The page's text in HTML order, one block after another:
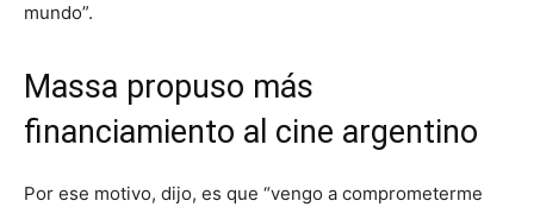
mundo”.
Massa propuso más
financiamiento al cine argentino
Por ese motivo, dijo, es que “vengo a comprometerme